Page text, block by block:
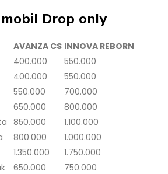
Drop only
AVANZA CS INNOVA REBORN
400.000
550.000
400.000
550.000
550.000
700.000
650.000
800.000
850.000
1.100.000
800.000
1.000.000
1.350.000
1.750.000
650.000
750.000